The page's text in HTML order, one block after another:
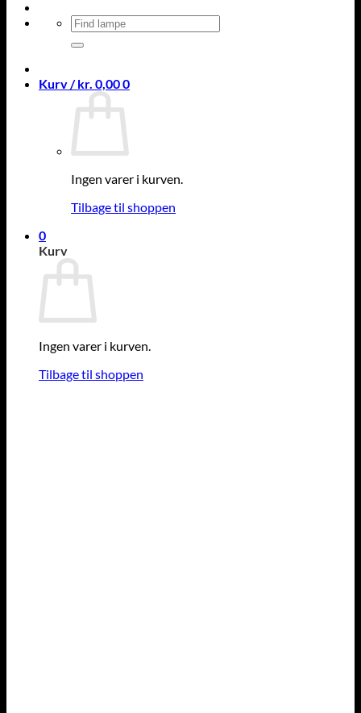
Søg
efter:
Kurv /kr. 0,000
Ingen varer i kurven.
Tilbage til shoppen
0
Kurv
Ingen varer i kurven.
Tilbage til shoppen